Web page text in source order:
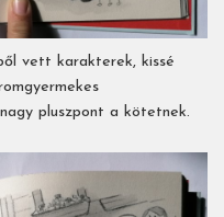
vett karakterek, kissé
pluszpont a kötetnek.